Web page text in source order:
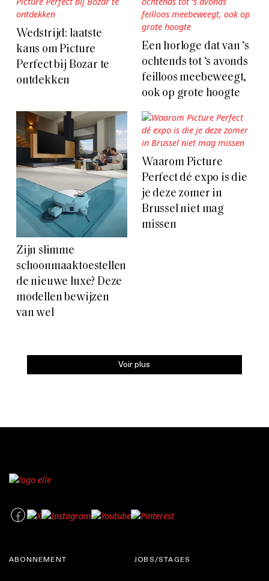
Wedstrijd: laatste
kans om Picture
Perfect bij Bozar te
ontdekken
Een horloge dat van ‘s
ochtends tot ‘s avonds
feilloos meebeweegt,
ook op grote hoogte
Zijn slimme
schoonmaaktoestellen
de nieuwe luxe? Deze
modellen bewijzen
van wel
Waarom Picture
Perfect dé expo is die
je deze zomer in
Brussel niet mag
missen
Voir plus
ABONNEMENT JOBS/STAGES